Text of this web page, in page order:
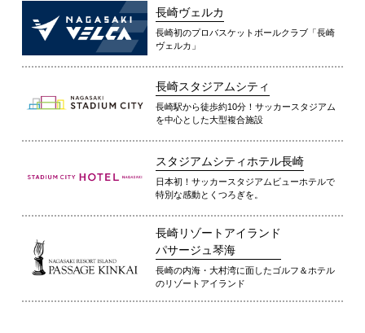
長崎ヴェルカ
長崎初のプロバスケットボールクラブ「長崎
ヴェルカ」
長崎スタジアムシティ
長崎駅から徒歩約10分！サッカースタジアム
を中心とした大型複合施設
スタジアムシティホテル長崎
日本初！サッカースタジアムビューホテルで
特別な感動とくつろぎを。
長崎リゾートアイランド
パサージュ琴海
長崎の内海・大村湾に面したゴルフ＆ホテル
のリゾートアイランド